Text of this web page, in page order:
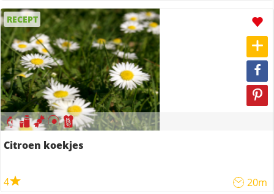
RECEPT
Citroen koekjes
4 20m